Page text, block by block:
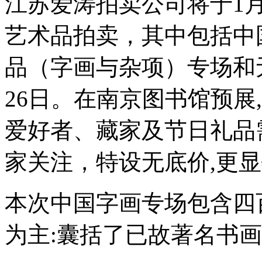
艺术品拍卖，其中包括
品（字画与杂项）专场
26日。在南京图书馆预
爱好者、藏家及节日礼
家关注，特设无底价,更
本次中国字画专场包含
为主:囊括了已故著名书